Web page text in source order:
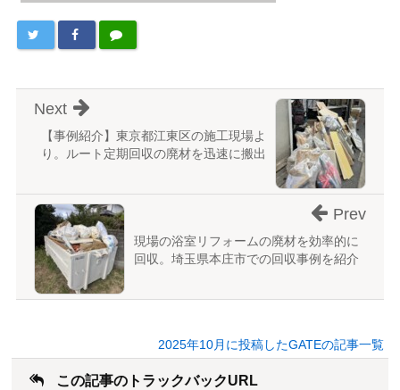
【事例紹介】東京都江東区の施工現場よ
り。ルート定期回収の廃材を迅速に搬出
Next
現場の浴室リフォームの廃材を効率的に
回収。埼玉県本庄市での回収事例を紹介
Prev
2025年10月に投稿したGATEの記事一覧
この記事のトラックバックURL